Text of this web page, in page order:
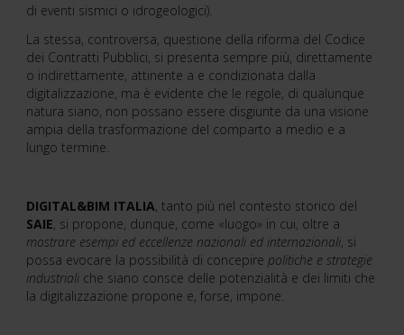
di eventi sismici o idrogeologici).
La stessa, controversa, questione della riforma del Codice
dei Contratti Pubblici, si presenta sempre più, direttamente
o indirettamente, attinente a e condizionata dalla
digitalizzazione, ma è evidente che le regole, di qualunque
natura siano, non possano essere disgiunte da una visione
ampia della trasformazione del comparto a medio e a
lungo termine.
DIGITAL&BIM ITALIA, tanto più nel contesto storico del
SAIE, si propone, dunque, come «luogo» in cui, oltre a
mostrare esempi ed eccellenze nazionali ed internazionali, si
possa evocare la possibilità di concepire politiche e strategie
industriali che siano consce delle potenzialità e dei limiti che
la digitalizzazione propone e, forse, impone.